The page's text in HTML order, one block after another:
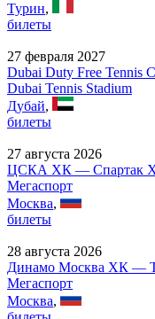
Турин,
билеты
27 февраля 2027
Dubai Duty Free Tennis
Dubai Tennis Stadium
Дубай,
билеты
27 августа 2026
ЦСКА ХК — Спартак
Мегаспорт
Москва,
билеты
28 августа 2026
Динамо Москва ХК —
Мегаспорт
Москва,